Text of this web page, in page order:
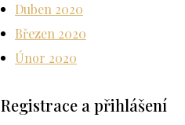
Duben 2020
Březen 2020
Únor 2020
Registrace a přihlášení